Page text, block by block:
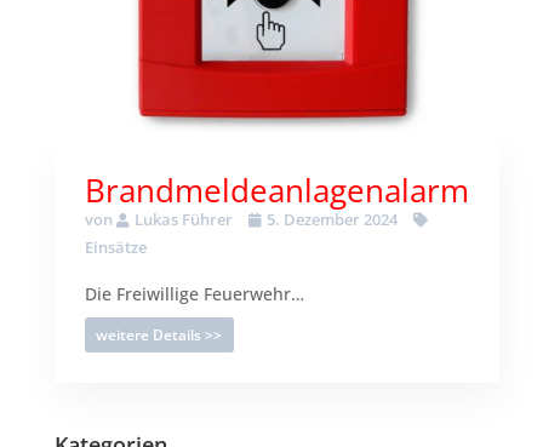
Brandmeldeanlagenalarm
von Lukas Führer
5. Dezember 2024
Einsätze
Die Freiwillige Feuerwehr…
weitere Details >>